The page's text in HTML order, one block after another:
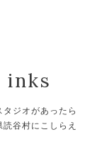
inks
ジオがあったら
谷村にこしらえ